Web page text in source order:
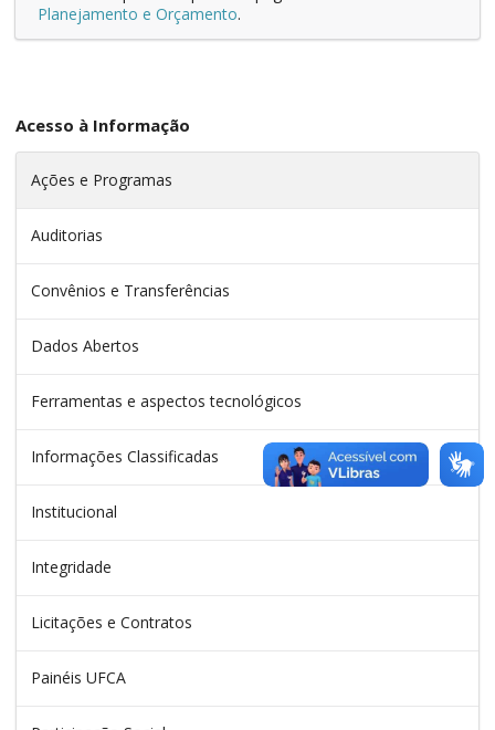
Planejamento e Orçamento.
Acesso à Informação
Ações e Programas
Auditorias
Convênios e Transferências
Dados Abertos
Ferramentas e aspectos tecnológicos
Informações Classificadas
Institucional
Integridade
Licitações e Contratos
Painéis UFCA